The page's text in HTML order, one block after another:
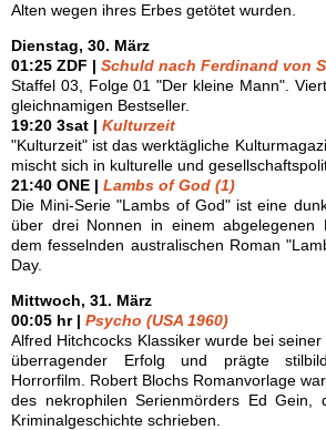
Alten wegen ihres Erbes getötet wurden.
Dienstag, 30. März
01:25 ZDF | Schuld nach Ferdinand von
Staffel 03, Folge 01 "Der kleine Mann".
gleichnamigen Bestseller.
19:20 3sat | Kulturzeit
"Kulturzeit" ist das werktägliche
mischt sich in kulturelle und
21:40 ONE | Lambs of God (1)
Die Mini-Serie "Lambs of God" ist eine
über drei Nonnen in einem abgelegenen
dem fesselnden australischen Roman
Day.
Mittwoch, 31. März
00:05 hr | Psycho (USA 1960)
Alfred Hitchcocks Klassiker wurde bei
überragender Erfolg und prägte
Horrorfilm. Robert Blochs Romanvorlage
des nekrophilen Serienmörders Ed Gein,
Kriminalgeschichte schrieben.